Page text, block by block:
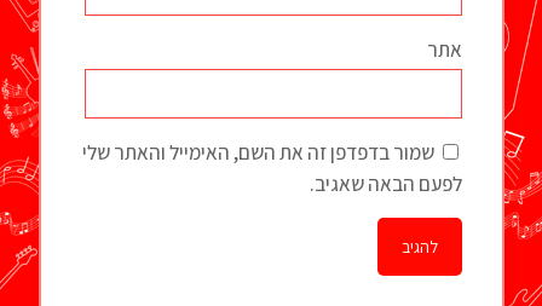
אתר
שמור בדפדפן זה את השם, האימייל והאתר שלי
לפעם הבאה שאגיב.